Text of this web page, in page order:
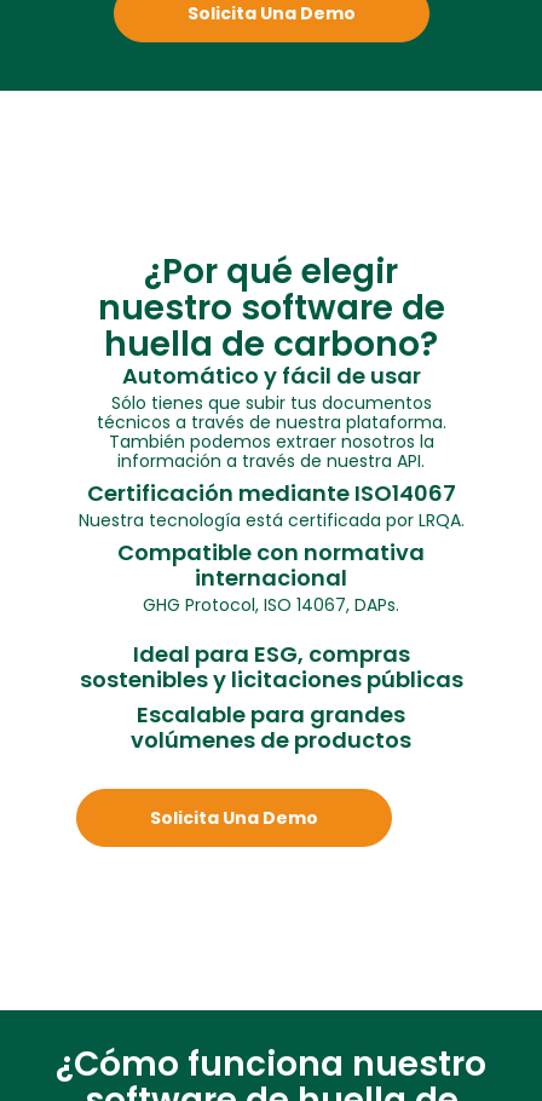
Solicita Una Demo
¿Por qué elegir
nuestro software de
huella de carbono?
Automático y fácil de usar
Sólo tienes que subir tus documentos
técnicos a través de nuestra plataforma.
También podemos extraer nosotros la
información a través de nuestra API.
Certificación mediante ISO14067
Nuestra tecnología está certificada por LRQA.
Compatible con normativa
internacional
GHG Protocol, ISO 14067, DAPs.
Ideal para ESG, compras
sostenibles y licitaciones públicas
Escalable para grandes
volúmenes de productos
Solicita Una Demo
¿Cómo funciona nuestro